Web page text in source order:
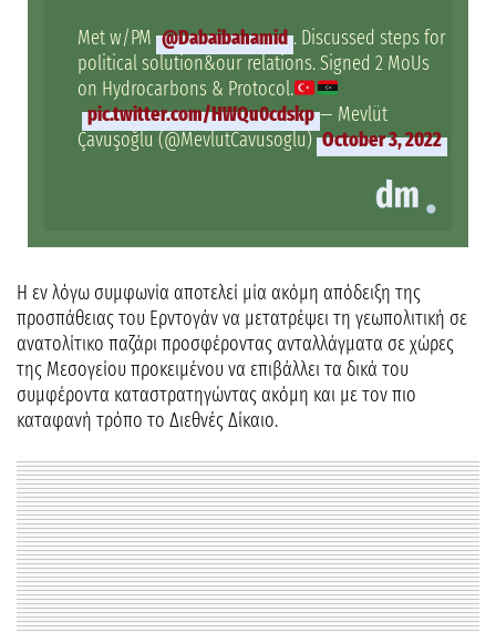
Met w/PM @Dabaibahamid . Discussed steps for
political solution&our relations. Signed 2 MoUs
on Hydrocarbons & Protocol.
pic.twitter.com/HWQu0cdskp — Mevlüt
Çavuşoğlu (@MevlutCavusoglu) October 3, 2022
Η εν λόγω συμφωνία αποτελεί μία ακόμη απόδειξη της
προσπάθειας του Ερντογάν να μετατρέψει τη γεωπολιτική σε
ανατολίτικο παζάρι προσφέροντας ανταλλάγματα σε χώρες
της Μεσογείου προκειμένου να επιβάλλει τα δικά του
συμφέροντα καταστρατηγώντας ακόμη και με τον πιο
καταφανή τρόπο το Διεθνές Δίκαιο.